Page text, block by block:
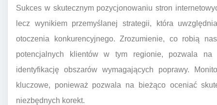
Sukces w skutecznym pozycjonowaniu stron
lecz wynikiem przemyślanej strategii, która
otoczenia konkurencyjnego. Zrozumienie, co robią
potencjalnych klientów w tym regionie, pozwala na
identyfikację obszarów wymagających poprawy.
kluczowe, ponieważ pozwala na bieżąco oceniać
niezbędnych korekt.